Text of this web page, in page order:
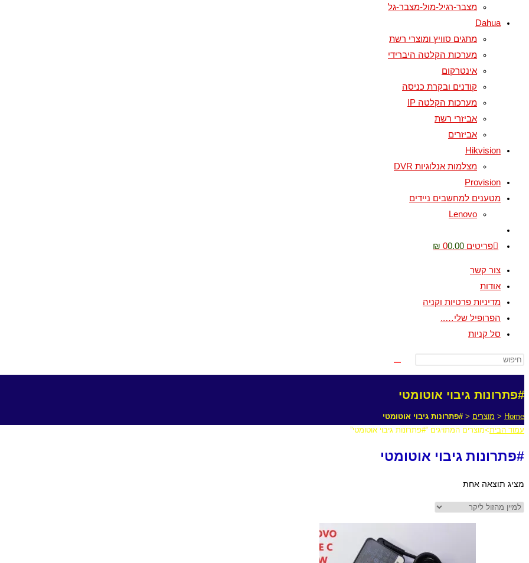
מצבר-רגיל-מול-מצבר-גל
Dahua
מתגים סוויץ ומוצרי רשת
מערכות הקלטה היברידי
אינטרקום
קודנים ובקרת כניסה
מערכות הקלטה IP
אביזרי רשת
אביזרים
Hikvision
מצלמות אנלוגיות DVR
Provision
מטענים למחשבים ניידים
Lenovo
website
פריטים 0 0.00 ₪
צור קשר
אודות
מדיניות פרטיות וקניה
הפרופיל שלי…..
סל קניות
#פתרונות גיבוי אוטומטי
Home
< מוצרים < #פתרונות גיבוי אוטומטי
עמוד הבית>מוצרים המתויגים “#פתרונות גיבוי אוטומטי”
#פתרונות גיבוי אוטומטי
מציג תוצאה אחת